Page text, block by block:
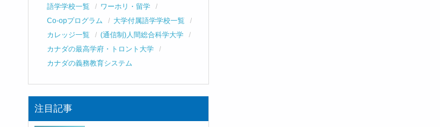
語学学校一覧
ワーホリ・留学
Co-opプログラム
大学付属語学学校一覧
カレッジ一覧
(通信制)人間総合科学大学
カナダの最高学府・トロント大学
カナダの義務教育システム
注目記事